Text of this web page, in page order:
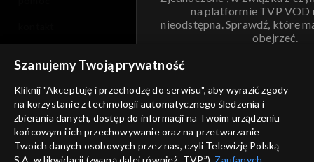
na platformie TVP VOD
nieodstępna. Sprawdź, które
obejrzeć.
ANULUJ
informacje o dostawcy usług
Szanujemy Twoją prywatność
Kliknij "Akceptuję i przechodzę do serwisu", aby wyrazić zgody
na korzystanie z technologii automatycznego śledzenia i
zbierania danych, dostęp do informacji na Twoim urządzeniu
końcowym i ich przechowywanie oraz na przetwarzanie
Twoich danych osobowych przez nas, czyli Telewizję Polską
S.A. w likwidacji (zwaną dalej również „TVP”), Zaufanych